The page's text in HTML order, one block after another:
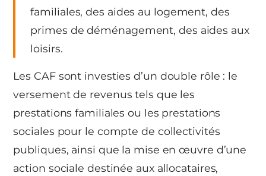
familiales, des aides au logement, des
primes de déménagement, des aides aux
loisirs.
Les CAF sont investies d’un double rôle : le
versement de revenus tels que les
prestations familiales ou les prestations
sociales pour le compte de collectivités
publiques, ainsi que la mise en œuvre d’une
action sociale destinée aux allocataires,